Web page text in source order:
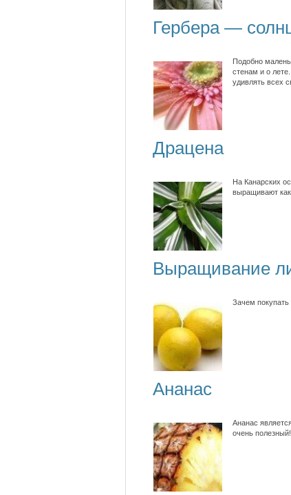
Гербера —
Подобно
стенам и о
удивлять всех
Драцена
На Канарских
выращивают
Выращивание
Зачем покупать
Ананас
Ананас
очень полезный!